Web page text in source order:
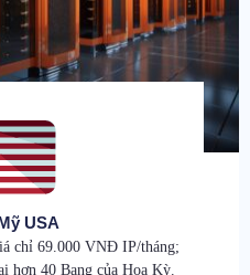
USA
chỉ 69.000 VNĐ IP/tháng;
hơn 40 Bang của Hoa Kỳ.